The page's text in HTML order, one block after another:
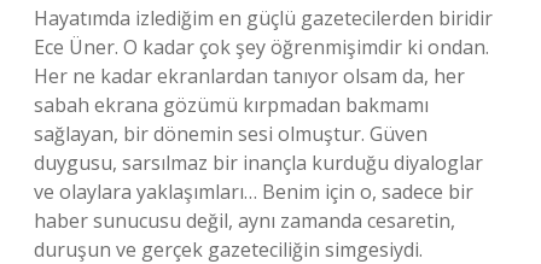
Hayatımda izlediğim en güçlü gazetecilerden biridir
Ece Üner. O kadar çok şey öğrenmişimdir ki ondan.
Her ne kadar ekranlardan tanıyor olsam da, her
sabah ekrana gözümü kırpmadan bakmamı
sağlayan, bir dönemin sesi olmuştur. Güven
duygusu, sarsılmaz bir inançla kurduğu diyaloglar
ve olaylara yaklaşımları… Benim için o, sadece bir
haber sunucusu değil, aynı zamanda cesaretin,
duruşun ve gerçek gazeteciliğin simgesiydi.